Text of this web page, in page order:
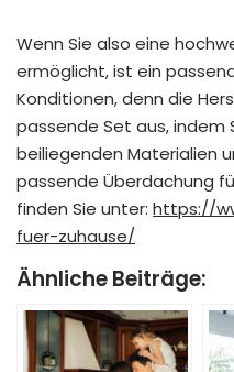
Wenn Sie also eine
ermöglicht, ist ein
Konditionen, denn die
passende Set aus, indem
beiliegenden Materialien
passende Überdachung
finden Sie unter: https://
fuer-zuhause/
Ähnliche Beiträge: